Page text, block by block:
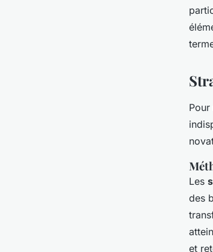
Pour
Les
des
et